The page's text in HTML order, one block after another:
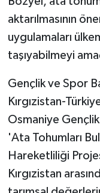
aktarılmasının
uygulamaları
taşıyabilmeyi
Gençlik ve Spor
Kırgızistan-
Osmaniye
'Ata Tohumları
Hareketliliği
Kırgızistan